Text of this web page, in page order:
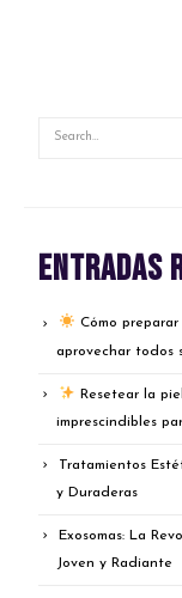
Entradas
Cómo
aprovechar todos
Resetear la
imprescindibles
Tratamientos
y Duraderas
Exosomas: La
Joven y Radiante